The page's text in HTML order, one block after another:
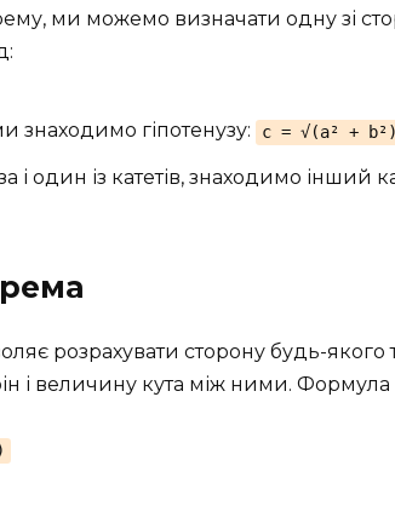
ми можемо визначати одну зі
знаходимо гіпотенузу: c = √(a² + b²)
і один із катетів, знаходимо інший
розрахувати сторону будь-
і величину кута між ними. Формула